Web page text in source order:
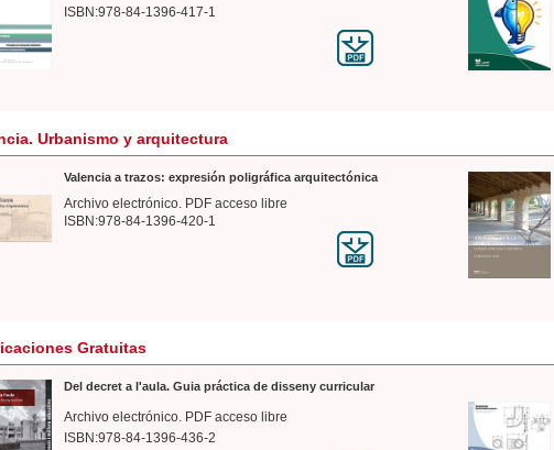
ISBN:978-84-1396-417-1
Urbanismo y arquitectura
Valencia a trazos: expresión poligráfica arquitectónica
Archivo electrónico. PDF acceso libre
ISBN:978-84-1396-420-1
Gratuitas
Del decret a l'aula. Guia práctica de disseny curricular
Archivo electrónico. PDF acceso libre
ISBN:978-84-1396-436-2